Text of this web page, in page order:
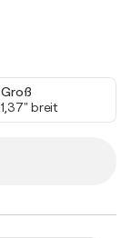
Groß
1,37" breit